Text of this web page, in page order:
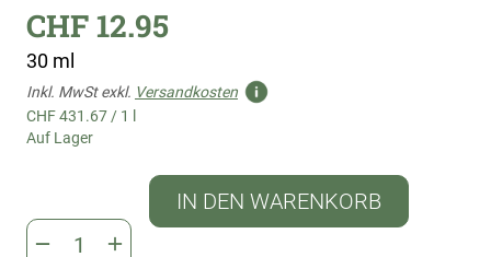
CHF 12.95
30 ml
Inkl. MwSt exkl. Versandkosten
CHF 431.67 / 1 l
Auf Lager
IN DEN WARENKORB